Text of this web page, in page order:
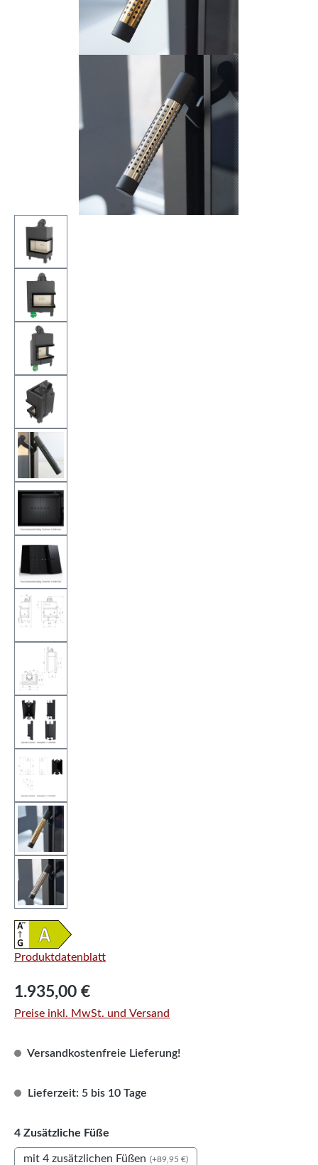
Produktdatenblatt
Regulärer Preis:
1.935,00 €
Preise inkl. MwSt. und Versand
Versandkostenfreie Lieferung!
Lieferzeit: 5 bis 10 Tage
4 Zusätzliche Füße
mit 4 zusätzlichen Füßen (+89,95 €)